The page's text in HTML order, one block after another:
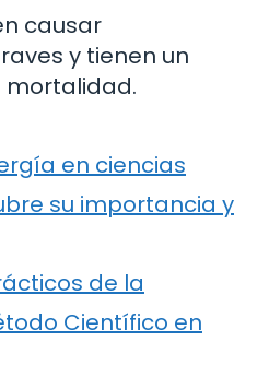
causar
y tienen un
en ciencias
su importancia y
de la
Científico en